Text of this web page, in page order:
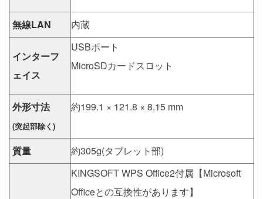
無線LAN 内蔵
インターフ
ェイス
USBポート
MicroSDカードスロット
外形寸法
(突起部除く)
約199.1 × 121.8 × 8.15 mm
質量 約305g(タブレット部)
KINGSOFT WPS Office2付属【Microsoft
Officeとの互換性があります】